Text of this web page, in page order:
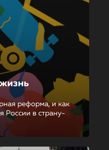
реформа, и как
России в страну-